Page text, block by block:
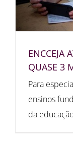
ENCCEJA
QUASE 3
Para
ensinos
da